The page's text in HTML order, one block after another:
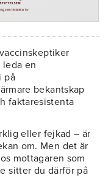
en
på
bekantskap
faktaresistenta
eller fejkad – är
om. Men det är
mottagaren som
sitter du därför på